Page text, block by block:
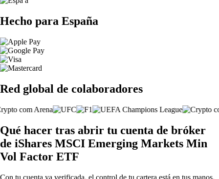
Hecho para España
Red global de colaboradores
Qué hacer tras abrir tu cuenta de bróker
de iShares MSCI Emerging Markets Min
Vol Factor ETF
Con tu cuenta ya verificada, el control de tu cartera está en tus manos.